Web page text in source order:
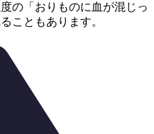
の「おりものに血が混じっ
こともあります。